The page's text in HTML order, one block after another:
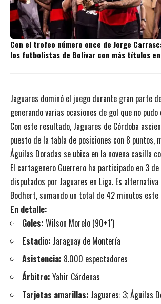
Con el trofeo número once de Jorge
los futbolistas de Bolívar con más títulos
Jaguares dominó el juego durante gran parte
generando varias ocasiones de gol que no
Con este resultado, Jaguares de Córdoba
puesto de la tabla de posiciones con 8 puntos,
Águilas Doradas se ubica en la novena casilla
El cartagenero Guerrero ha participado en 3
disputados por Jaguares en Liga. Es
Bodhert, sumando un total de 42 minutos este
En detalle:
Goles: Wilson Morelo (90+1′)
Estadio: Jaraguay de Montería
Asistencia: 8.000 espectadores
Árbitro: Yahir Cárdenas
Tarjetas amarillas: Jaguares: 3; Águilas